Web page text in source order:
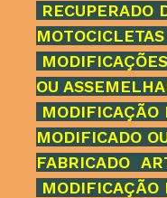
RECUPERADO
OU
MODIFICAÇÃO
MODIFICADO
FABRICADO
MODIFICAÇÃO